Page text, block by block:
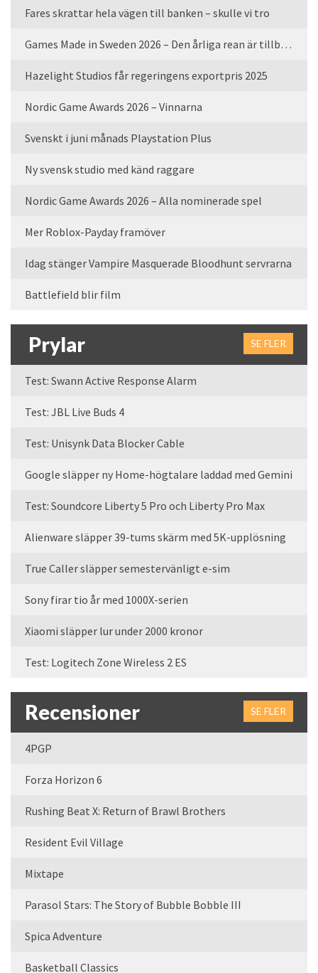
Fares skrattar hela vägen till banken – skulle vi tro
Games Made in Sweden 2026 – Den årliga rean är tillbaka
Hazelight Studios får regeringens exportpris 2025
Nordic Game Awards 2026 – Vinnarna
Svenskt i juni månads Playstation Plus
Ny svensk studio med känd raggare
Nordic Game Awards 2026 – Alla nominerade spel
Mer Roblox-Payday framöver
Idag stänger Vampire Masquerade Bloodhunt servrarna
Battlefield blir film
Prylar SE FLER
Test: Swann Active Response Alarm
Test: JBL Live Buds 4
Test: Unisynk Data Blocker Cable
Google släpper ny Home-högtalare laddad med Gemini
Test: Soundcore Liberty 5 Pro och Liberty Pro Max
Alienware släpper 39-tums skärm med 5K-upplösning
True Caller släpper semestervänligt e-sim
Sony firar tio år med 1000X-serien
Xiaomi släpper lur under 2000 kronor
Test: Logitech Zone Wireless 2 ES
Recensioner SE FLER
4PGP
Forza Horizon 6
Rushing Beat X: Return of Brawl Brothers
Resident Evil Village
Mixtape
Parasol Stars: The Story of Bubble Bobble III
Spica Adventure
Basketball Classics